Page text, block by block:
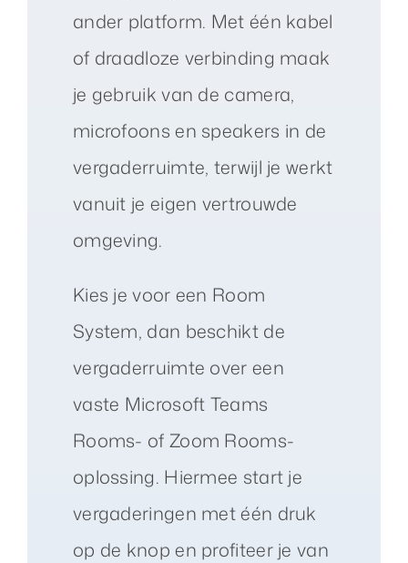
ander platform. Met één kabel
of draadloze verbinding maak
je gebruik van de camera,
microfoons en speakers in de
vergaderruimte, terwijl je werkt
vanuit je eigen vertrouwde
omgeving.
Kies je voor een Room
System, dan beschikt de
vergaderruimte over een
vaste Microsoft Teams
Rooms- of Zoom Rooms-
oplossing. Hiermee start je
vergaderingen met één druk
op de knop en profiteer je van